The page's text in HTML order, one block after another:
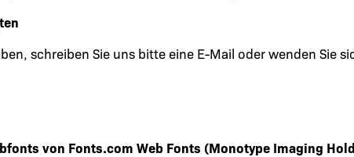
schreiben Sie uns bitte eine E-Mail oder wenden Sie
von Fonts.com Web Fonts (Monotype Imaging